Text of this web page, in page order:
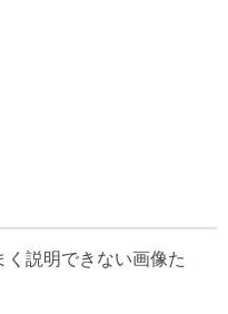
説明できない画像た